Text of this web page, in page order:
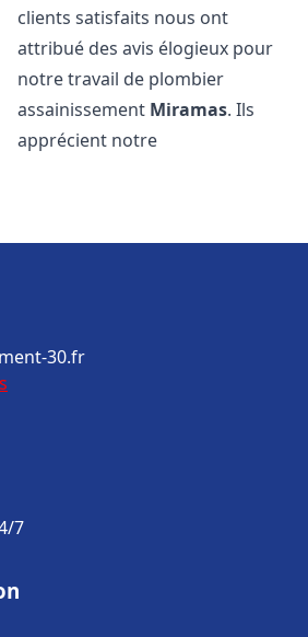
clients satisfaits nous ont
attribué des avis élogieux pour
notre travail de plombier
assainissement Miramas. Ils
apprécient notre
30.fr
7